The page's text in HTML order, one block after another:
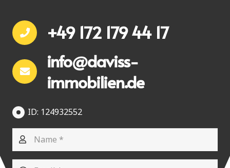
+49 172 179 44 17
info@daviss-
immobilien.de
ID: 124932552